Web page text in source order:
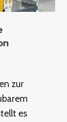
zur
es